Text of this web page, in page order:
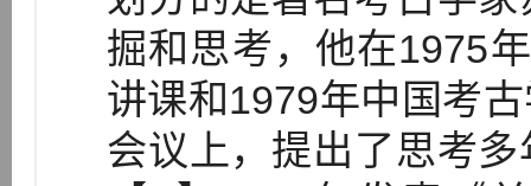
掘和思考，他在1975
讲课和1979年中国考
会议上，提出了思考